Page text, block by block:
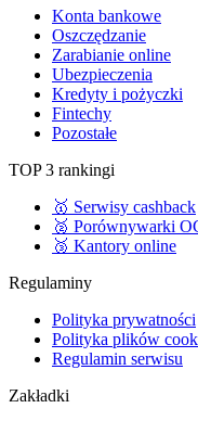
Konta bankowe
Oszczędzanie
Zarabianie online
Ubezpieczenia
Kredyty i pożyczki
Fintechy
Pozostałe
TOP 3 rankingi
🥇 Serwisy cashback
🥈 Porównywarki
🥉 Kantory online
Regulaminy
Polityka prywatności
Polityka plików
Regulamin serwisu
Zakładki